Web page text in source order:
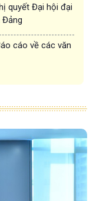
quyết Đại hội đại
Đảng
cáo về các văn